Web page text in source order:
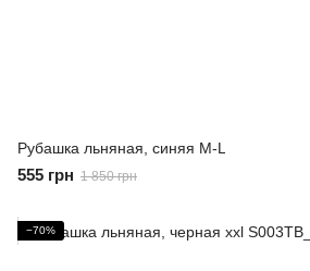
Рубашка льняная, синяя M-L
555 грн 1 850 грн
−70%